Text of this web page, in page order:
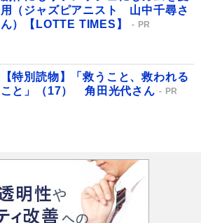
用（ジャズピアニスト 山中千尋さ
ん）【LOTTE TIMES】
PR
【特別読物】「救うこと、救われる
こと」（17） 角田光代さん
PR